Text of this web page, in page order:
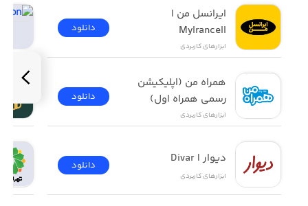
MyIrancell
ابزار‌های کاربردی
دانلود
رسمی همراه اول)
ابزار‌های کاربردی
دانلود
دیوار | Divar
ابزار‌های کاربردی
دانلود